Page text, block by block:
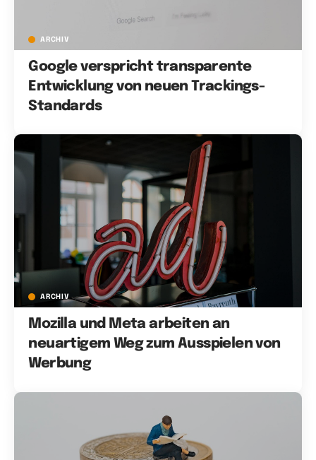
ARCHIV
Google verspricht transparente
Entwicklung von neuen Trackings-
Standards
ARCHIV
Mozilla und Meta arbeiten an
neuartigem Weg zum Ausspielen von
Werbung